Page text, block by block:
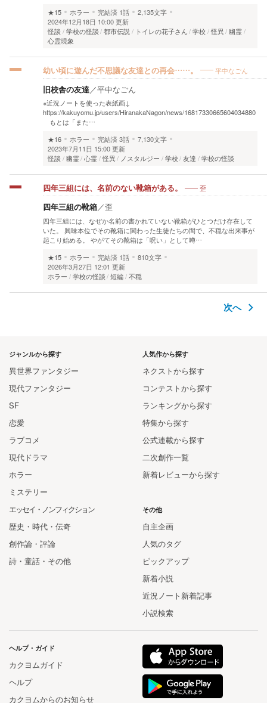
★15
ホラー 完結済 1話
2,135文字
2024年12月18日 10:00 更新
怪談
学校の怪談 都市伝説 トイレの花子さん 学校 怪異 幽霊
心霊現象
幼い頃に遊んだ不思議な友達との再会……。 平中なごん
旧校舎の友達／平中なごん
※近況ノートを使った表紙画↓
https://kakuyomu.jp/users/HiranakaNagon/news/16817330665604034880
もとは「また…
★16
ホラー 完結済3話
7,130文字
2023年7月11日 15:00 更新
怪談
幽霊 心霊 怪異 ノスタルジー 学校 友達 学校の怪談
四年三組には、名前のない靴箱がある。 歪
四年三組の靴箱／歪
四年三組には、なぜか名前の書かれていない靴箱がひとつだけ存在して
いた。 興味本位でその靴箱に関わった生徒たちの間で、不穏な出来事が
起こり始める。 やがてその靴箱は「呪い」として噂…
★15
ホラー 完結済 1話
810文字
2026年3月27日 12:01 更新
ホラー
学校の怪談 短編 不穏
次へ
人気作から探す
ネクストから探す
コンテストから探す
ランキングから探す
特集から探す
公式連載から探す
二次創作一覧
新着レビューから探す
ジャンルから探す
異世界ファンタジー
現代ファンタジー
SF
恋愛
ラブコメ
現代ドラマ
ホラー
ミステリー
エッセイ・ノンフィクション
歴史・時代・伝奇
創作論・評論
詩・童話・その他
その他
自主企画
人気のタグ
ピックアップ
新着小説
近況ノート新着記事
小説検索
ヘルプ・ガイド
カクヨムガイド
ヘルプ
カクヨムからのお知らせ